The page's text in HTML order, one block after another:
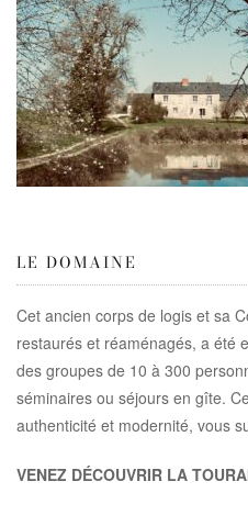
LE DOMAINE
Cet ancien corps de logis et sa
restaurés et réaménagés, a été
des groupes de 10 à 300
séminaires ou séjours en gîte.
authenticité et modernité, vous
VENEZ DÉCOUVRIR LA